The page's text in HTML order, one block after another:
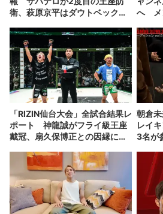
衛、萩原京平はダウトベックに
へ メ
「RIZIN仙台大会」全試合結果レ
ポート 神龍誠がフライ級王座
戴冠、扇久保博正との因縁に決
朝倉
レイ
3名が